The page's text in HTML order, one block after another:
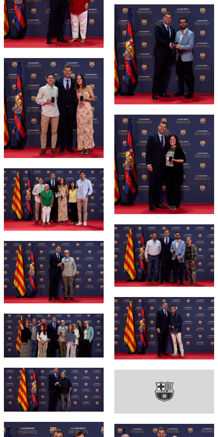
FC Barcelona club badge
FC Barcelona club badge
FC Barcelona club badge
FC Barcelona club badge
FC Barcelona club badge
FC Barcelona club badge
FC Barcelona club badge
FC Barcelona club badge
FC Barcelona club badge
FC Barcelona club badge
FC Barcelona club badge